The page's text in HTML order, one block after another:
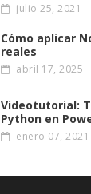
julio 25, 2021
Cómo aplicar
reales
abril 17, 2025
Videotutorial:
Python en
enero 07, 2021